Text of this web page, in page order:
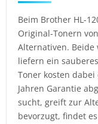
Beim Brother HL-
Original-Tonern
Alternativen.
liefern ein
Toner kosten
Jahren Garantie
sucht, greift zur
bevorzugt, findet